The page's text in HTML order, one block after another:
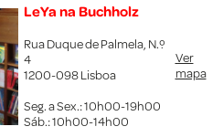
LeYa na Buchholz
Rua Duque de Palmela, N.º
4
1200-098 Lisboa
Seg. a Sex.: 10h00-19h00
Sáb.: 10h00-14h00
Ver
mapa